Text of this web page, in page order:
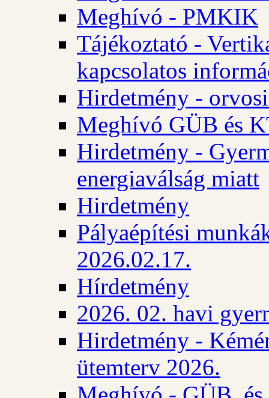
Meghívó - PMKIK
Tájékoztató -
kapcsolatos
Hirdetmény -
Meghívó GÜB és
Hirdetmény -
energiaválság miatt
Hirdetmény
Pályaépítési
2026.02.17.
Hírdetmény
2026. 02. havi
Hirdetmény -
ütemterv 2026.